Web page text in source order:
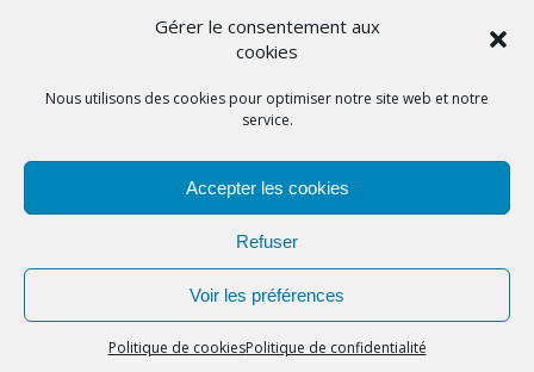
Gérer le consentement aux
cookies
Nous utilisons des cookies pour optimiser notre site web et notre
service.
Accepter les cookies
Refuser
Voir les préférences
Politique de cookiesPolitique de confidentialité
Mentions légales
Politique de confidentialité
Politique de cookies (UE)
APCOS
© 2026